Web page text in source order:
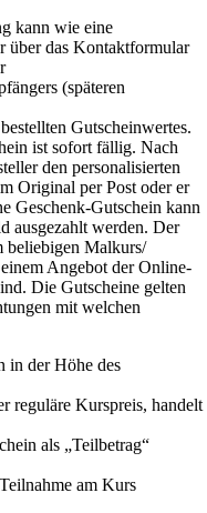
kann wie eine
über das Kontaktformular
(späteren
Gutscheinwertes.
ist sofort fällig. Nach
den personalisierten
Original per Post oder er
Geschenk-Gutschein kann
ausgezahlt werden. Der
beliebigen Malkurs/
Angebot der Online-
Die Gutscheine gelten
mit welchen
in der Höhe des
reguläre Kurspreis, handelt
als „Teilbetrag“
am Kurs